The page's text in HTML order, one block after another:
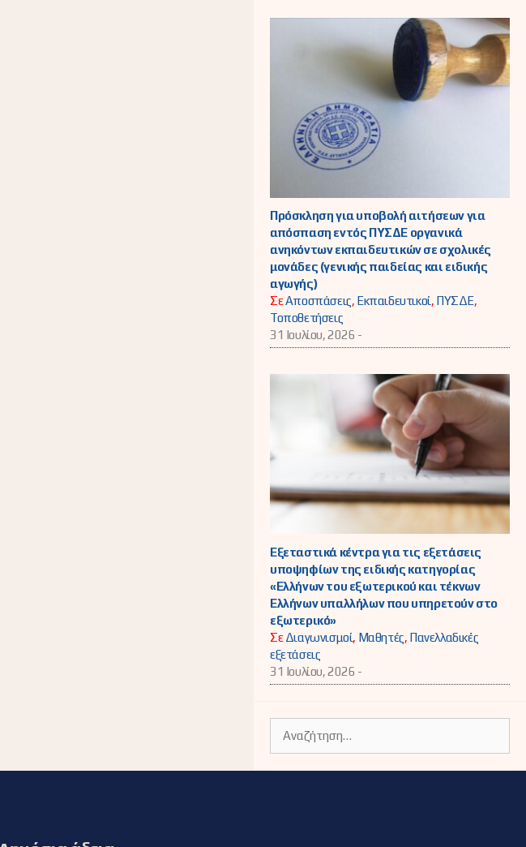
Πρόσκληση για υποβολή αιτήσεων για
απόσπαση εντός ΠΥΣΔΕ οργανικά
ανηκόντων εκπαιδευτικών σε σχολικές
μονάδες (γενικής παιδείας και ειδικής
αγωγής)
ΣεΑποσπάσεις, Εκπαιδευτικοί, ΠΥΣΔΕ,
Τοποθετήσεις
31 Ιουλίου, 2026 -
Εξεταστικά κέντρα για τις εξετάσεις
υποψηφίων της ειδικής κατηγορίας
«Ελλήνων του εξωτερικού και τέκνων
Ελλήνων υπαλλήλων που υπηρετούν στο
εξωτερικό»
ΣεΔιαγωνισμοί, Μαθητές, Πανελλαδικές
εξετάσεις
31 Ιουλίου, 2026 -
για: